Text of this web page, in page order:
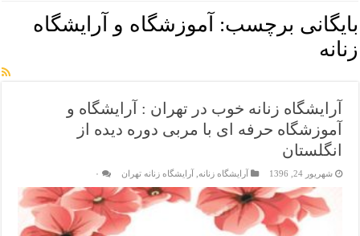
بایگانی برچسب: آموزشگاه و آرایشگاه
زنانه
آرایشگاه زنانه خوب در تهران : آرایشگاه و
آموزشگاه حرفه ای با مربی دوره دیده از
انگلستان
شهریور 24, 1396 آرایشگاه زنانه ,آرایشگاه زنانه تهران ۰